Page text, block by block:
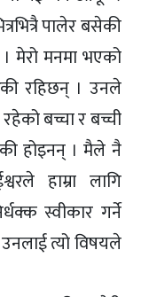
पालेर बसेकी
मेरो मनमा भएको
रहिछन् । उनले
बच्चा र बच्ची
होइनन् । मैले नै
हाम्रा लागि
स्वीकार गर्ने
त्यो विषयले